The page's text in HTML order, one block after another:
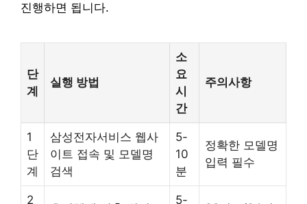
진행하면 됩니다.
단
계
실행 방법
소
요
시
간
주의사항
1
단
계
삼성전자서비스 웹사
이트 접속 및 모델명
검색
5-
10
분
정확한 모델명
입력 필수
2 5-